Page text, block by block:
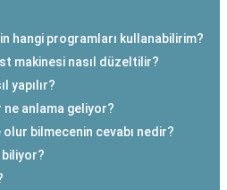
hangi programları kullanabilirim?
makinesi nasıl düzeltilir?
yapılır?
ne anlama geliyor?
bilmecenin cevabı nedir?
biliyor?